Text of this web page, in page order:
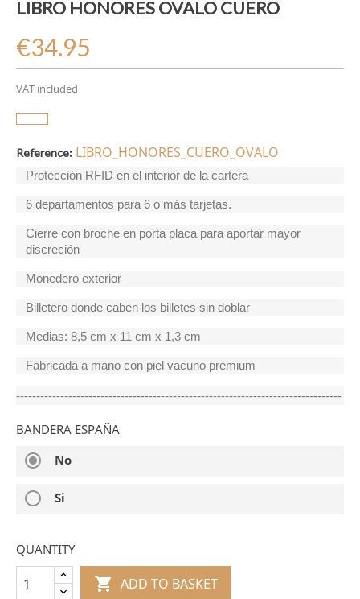
LIBRO HONORES OVALO CUERO
€34.95
VAT included
Reference: LIBRO_HONORES_CUERO_OVALO
Protección RFID en el interior de la cartera
6 departamentos para 6 o más tarjetas.
Cierre con broche en porta placa para aportar mayor
discreción
Monedero exterior
Billetero donde caben los billetes sin doblar
Medias: 8,5 cm x 11 cm x 1,3 cm
Fabricada a mano con piel vacuno premium
---------------------------------------------------------------------------------
BANDERA ESPAÑA
radio_button_checked No
radio_button_unchecked Si
QUANTITY
 ADD TO BASKET